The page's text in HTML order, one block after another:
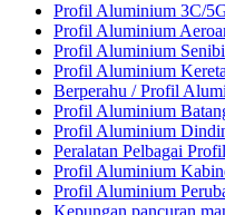
Profil Aluminium 3C/
Profil Aluminium
Profil Aluminium
Profil Aluminium
Berperahu / Profil
Profil Aluminium
Profil Aluminium
Peralatan Pelbagai
Profil Aluminium
Profil Aluminium